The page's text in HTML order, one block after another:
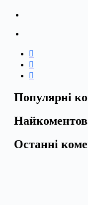
Популярні
Останні